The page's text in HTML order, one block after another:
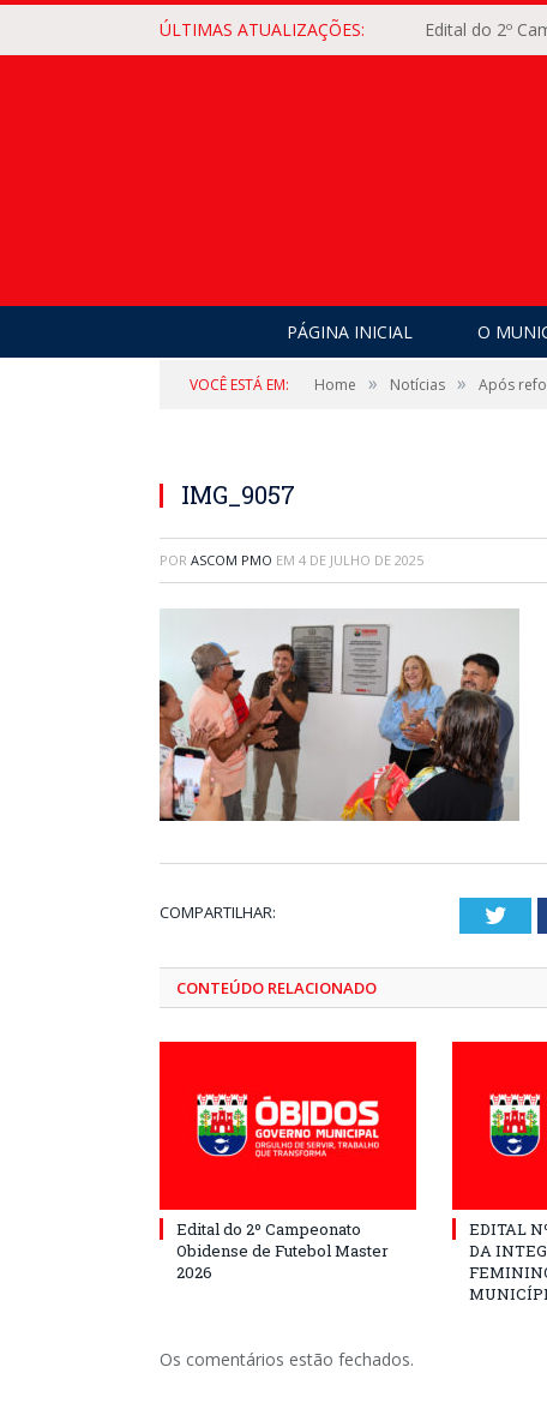
ÚLTIMAS ATUALIZAÇÕES: Edital do 2º
PÁGINA INICIAL O
VOCÊ ESTÁ EM: Home » Notícias » Após
IMG_9057
POR ASCOM PMO EM 4 DE JULHO DE 2025
COMPARTILHAR:
CONTEÚDO RELACIONADO
Edital do 2º Campeonato
Obidense de Futebol Master
2026
EDITAL
DA
Os comentários estão fechados.